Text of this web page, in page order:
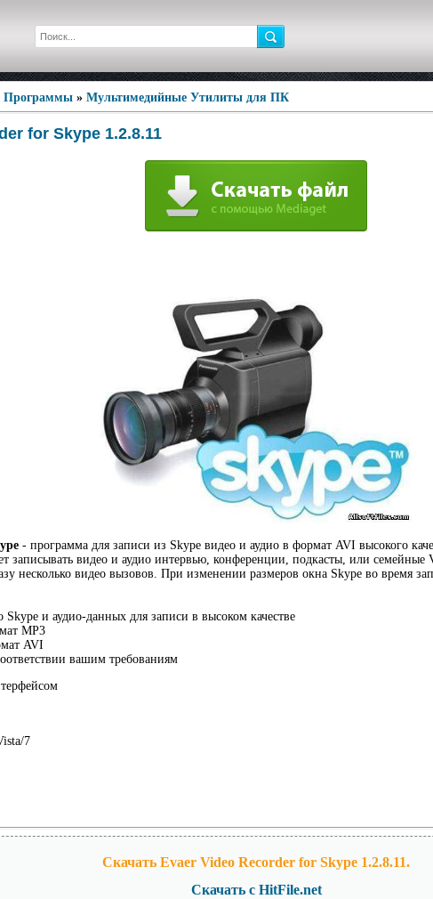
Программы » Мультимедийные Утилиты для ПК
for Skype 1.2.8.11
- программа для записи из Skype видео и аудио в формат AVI высокого
записывать видео и аудио интервью, конференции, подкасты, или
несколько видео вызовов. При изменении размеров окна Skype во время
Skype и аудио-данных для записи в высоком качестве
MP3
AVI
вашим требованиям
7
Скачать Evaer Video Recorder for Skype 1.2.8.11.
Скачать с HitFile.net